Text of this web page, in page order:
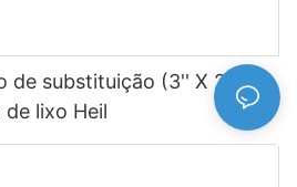
de substituição (3'' X 2'' X
lixo Heil